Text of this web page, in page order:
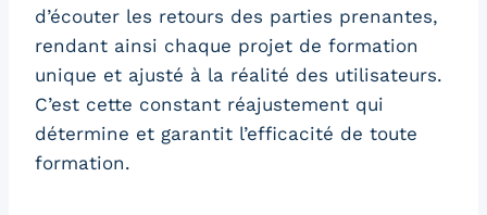
d’écouter les retours des parties prenantes,
rendant ainsi chaque projet de formation
unique et ajusté à la réalité des utilisateurs.
C’est cette constant réajustement qui
détermine et garantit l’efficacité de toute
formation.